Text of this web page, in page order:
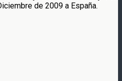
de 2009 a España.